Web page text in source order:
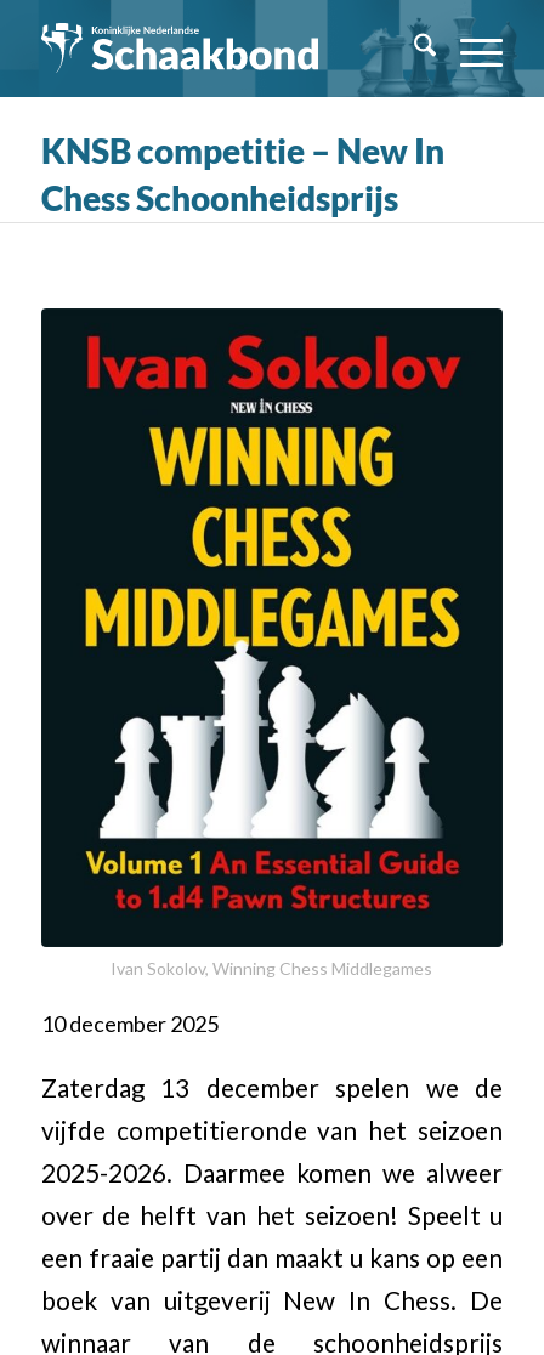
KNSB competitie – New In
Chess Schoonheidsprijs
Ivan Sokolov, Winning Chess Middlegames
10 december 2025
Zaterdag 13 december spelen we de
vijfde competitieronde van het seizoen
2025-2026. Daarmee komen we alweer
over de helft van het seizoen! Speelt u
een fraaie partij dan maakt u kans op een
boek van uitgeverij New In Chess. De
winnaar van de schoonheidsprijs